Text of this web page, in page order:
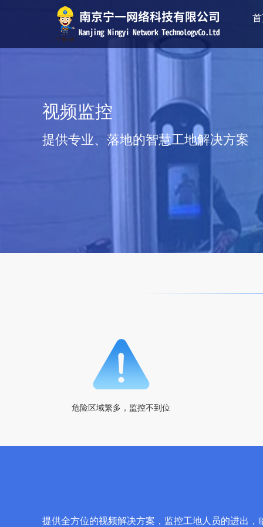
视频监控
提供专业、落地的智慧工地解决方案
危险区域繁多，监控不到位
提供全方位的视频解决方案，监控工地人员的进出